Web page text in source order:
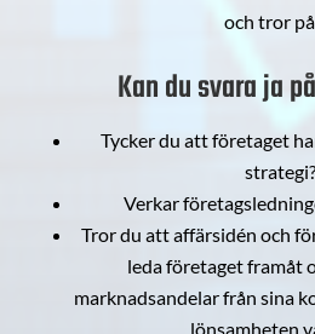
och tror på.
Kan du svara ja
Tycker du att företaget
strategi?
Verkar
Tror du att affärsidén och
leda företaget framåt
marknadsandelar från sina
lönsamheten